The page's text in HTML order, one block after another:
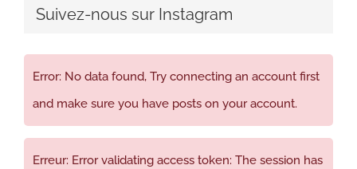
Suivez-nous sur Instagram
Error: No data found, Try connecting an account first
and make sure you have posts on your account.
Erreur: Error validating access token: The session has